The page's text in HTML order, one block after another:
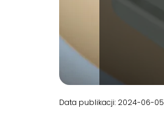
Data publikacji: 2024-06-05